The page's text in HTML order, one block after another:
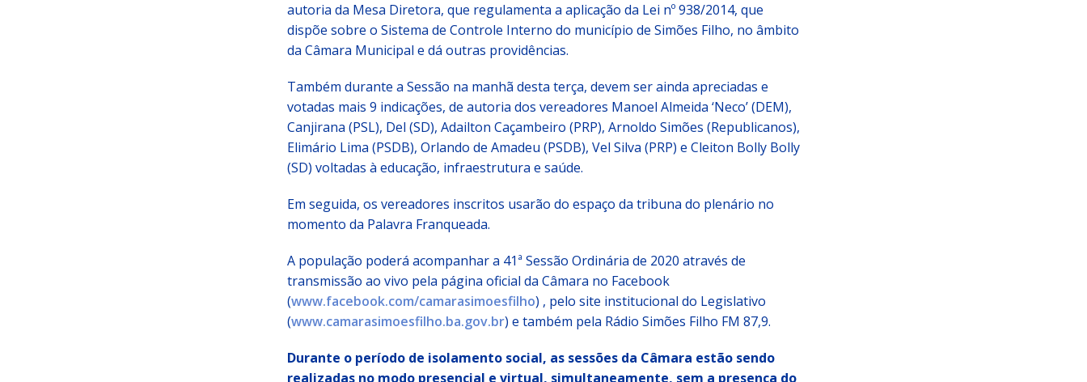
autoria da Mesa Diretora, que regulamenta a aplicação da Lei nº 938/2014, que
dispõe sobre o Sistema de Controle Interno do município de Simões Filho, no âmbito
da Câmara Municipal e dá outras providências.
Também durante a Sessão na manhã desta terça, devem ser ainda apreciadas e
votadas mais 9 indicações, de autoria dos vereadores Manoel Almeida ‘Neco’ (DEM),
Canjirana (PSL), Del (SD), Adailton Caçambeiro (PRP), Arnoldo Simões (Republicanos),
Elimário Lima (PSDB), Orlando de Amadeu (PSDB), Vel Silva (PRP) e Cleiton Bolly Bolly
(SD) voltadas à educação, infraestrutura e saúde.
Em seguida, os vereadores inscritos usarão do espaço da tribuna do plenário no
momento da Palavra Franqueada.
A população poderá acompanhar a 41ª Sessão Ordinária de 2020 através de
transmissão ao vivo pela página oficial da Câmara no Facebook
(www.facebook.com/camarasimoesfilho) , pelo site institucional do Legislativo
(www.camarasimoesfilho.ba.gov.br) e também pela Rádio Simões Filho FM 87,9.
Durante o período de isolamento social, as sessões da Câmara estão sendo
realizadas no modo presencial e virtual, simultaneamente, sem a presença do